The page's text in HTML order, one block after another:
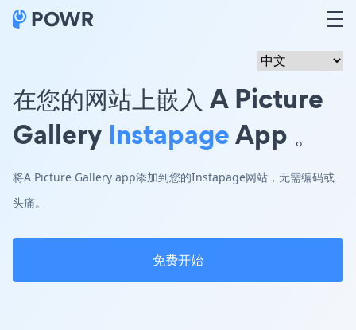
在您的网站上嵌入 A Picture
Gallery InstapageApp 。
将A Picture Gallery app添加到您的Instapage网站，无需编码或
头痛。
免费开始